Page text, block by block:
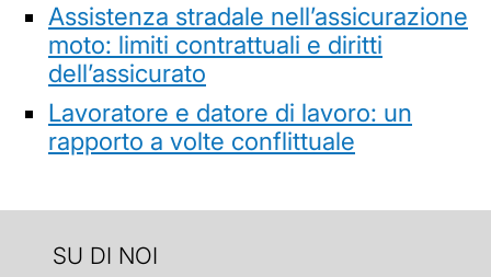
Assistenza stradale nell’assicurazione
moto: limiti contrattuali e diritti
dell’assicurato
Lavoratore e datore di lavoro: un
rapporto a volte conflittuale
SU DI NOI